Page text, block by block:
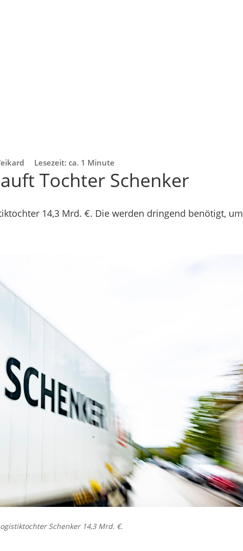
Lesezeit: ca. 1 Minute
Tochter Schenker
14,3 Mrd. €. Die werden dringend benötigt, um
Schenker 14,3 Mrd. €.